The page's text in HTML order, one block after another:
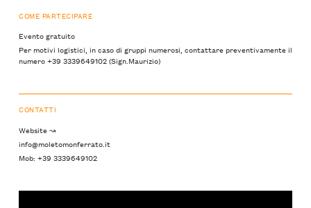
COME PARTECIPARE
Evento gratuito
Per motivi logistici, in caso di gruppi numerosi, contattare preventivamente il
numero +39 3339649102 (Sign.Maurizio)
CONTATTI
Website ↝
info@moletomonferrato.it
Mob: +39 3339649102